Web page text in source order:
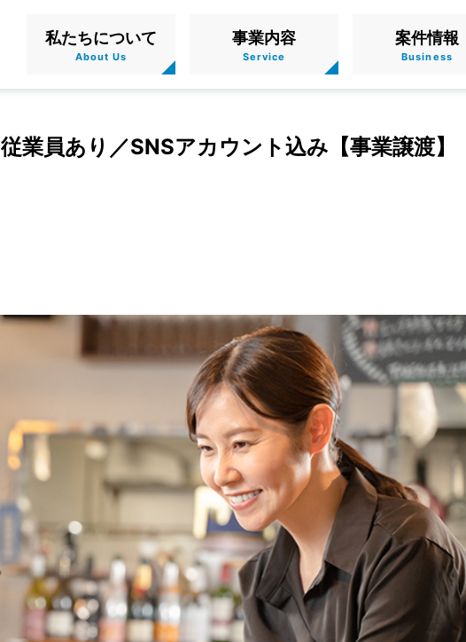
私たちについて 事業内容 案件情報
業員あり／SNSアカウント込み【事業譲渡】